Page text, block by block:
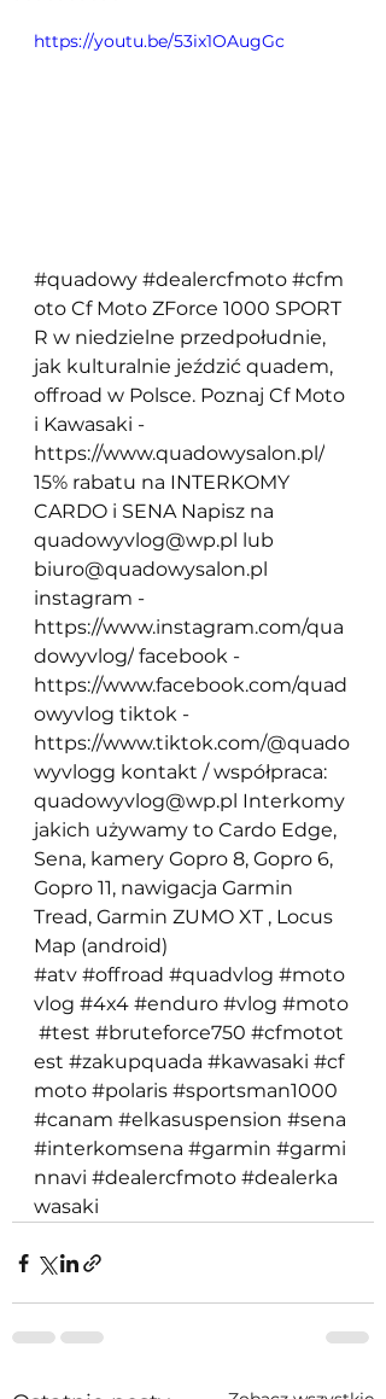
https://youtu.be/53ix1OAugGc
#quadowy #dealercfmoto #cfm
oto Cf Moto ZForce 1000 SPORT
R w niedzielne przedpołudnie,
jak kulturalnie jeździć quadem,
offroad w Polsce. Poznaj Cf Moto
i Kawasaki -
https://www.quadowysalon.pl/
15% rabatu na INTERKOMY
CARDO i SENA Napisz na
quadowyvlog@wp.pl
lub
biuro@quadowysalon.pl
instagram -
https://www.instagram.com/qua
dowyvlog/ facebook -
https://www.facebook.com/quad
owyvlog tiktok -
https://www.tiktok.com/@quado
wyvlogg kontakt / współpraca:
quadowyvlog@wp.pl Interkomy
jakich używamy to Cardo Edge,
Sena, kamery Gopro 8, Gopro 6,
Gopro 11, nawigacja Garmin
Tread, Garmin ZUMO XT , Locus
Map (android)
#atv #offroad #quadvlog #moto
vlog #4x4 #enduro #vlog #moto
#test #bruteforce750 #cfmotot
est #zakupquada #kawasaki #cf
moto #polaris #sportsman1000
#canam #elkasuspension #sena
#interkomsena #garmin #garmi
nnavi #dealercfmoto #dealerka
wasaki